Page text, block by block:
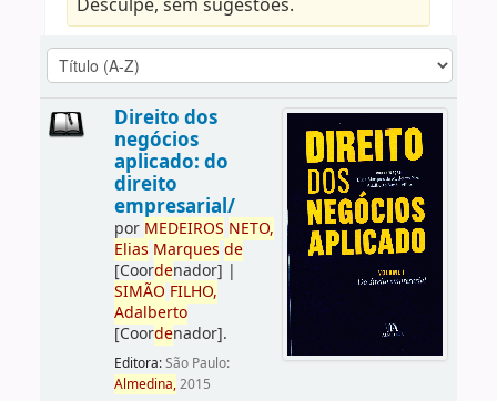
Desculpe, sem sugestões.
Direito dos
negócios
aplicado: do
direito
empresarial/
por MEDEIROS NETO,
Elias Marques de
[Coordenador] |
SIMÃO FILHO,
Adalberto
[Coordenador].
Editora:São Paulo:
Almedina,2015